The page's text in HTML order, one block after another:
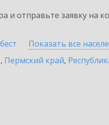
отправьте заявку на
Показать все
, Пермский край,